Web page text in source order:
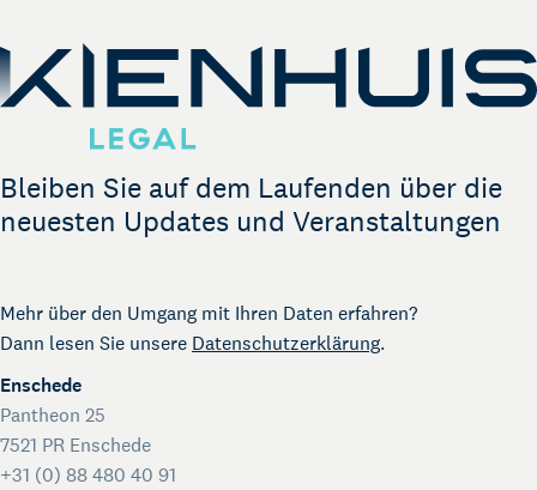
Rechtliche Unterstützung für Start-ups
Kienhuis Legal Foundation
Talentförderung
Bleiben Sie auf dem Laufenden über die
neuesten Updates und Veranstaltungen
Mehr über den Umgang mit Ihren Daten erfahren?
Dann lesen Sie unsere Datenschutzerklärung.
Enschede
Pantheon 25
7521 PR Enschede
+31 (0) 88 480 40 91